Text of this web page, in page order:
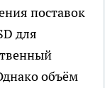
поставок
для
объём